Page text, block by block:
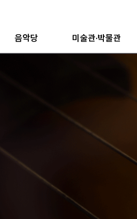
음악당 미술관·박물관